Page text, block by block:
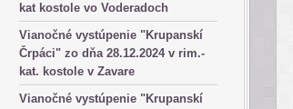
kat kostole vo Voderadoch
Vianočné vystúpenie "Krupanskí
Črpáci" zo dňa 28.12.2024 v rim.-
kat. kostole v Zavare
Vianočné vystúpenie "Krupanskí